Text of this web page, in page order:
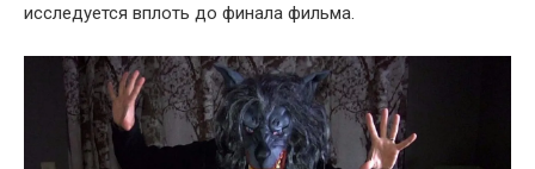
исследуется вплоть до финала фильма.